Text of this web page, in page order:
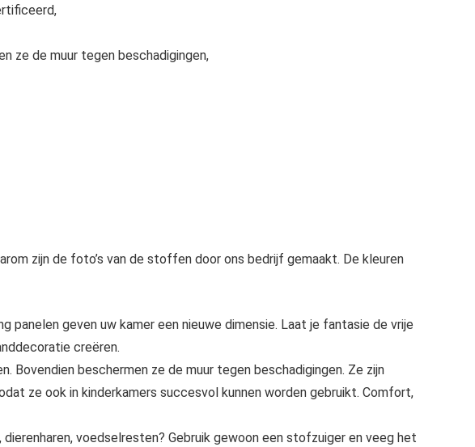
ze de muur tegen beschadigingen,
zijn de foto’s van de stoffen door ons bedrijf gemaakt. De kleuren
geven uw kamer een nieuwe dimensie. Laat je fantasie de vrije
creëren.
beschermen ze de muur tegen beschadigingen. Ze zijn
ze ook in kinderkamers succesvol kunnen worden gebruikt. Comfort,
voedselresten? Gebruik gewoon een stofzuiger en veeg het